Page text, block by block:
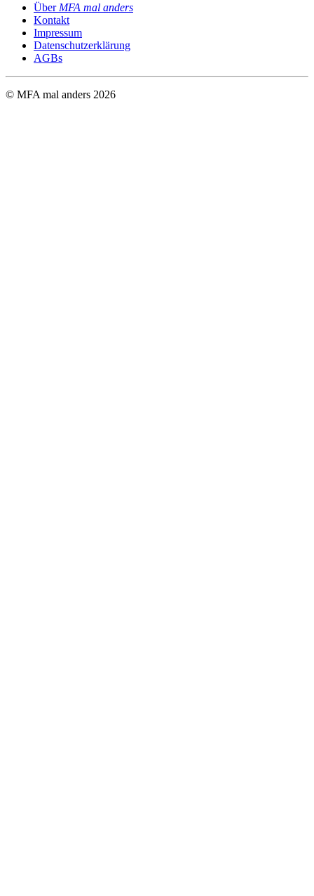
Über MFA mal anders
Kontakt
Impressum
Datenschutzerklärung
AGBs
© MFA mal anders 2026